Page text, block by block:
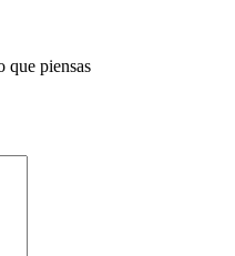
que piensas